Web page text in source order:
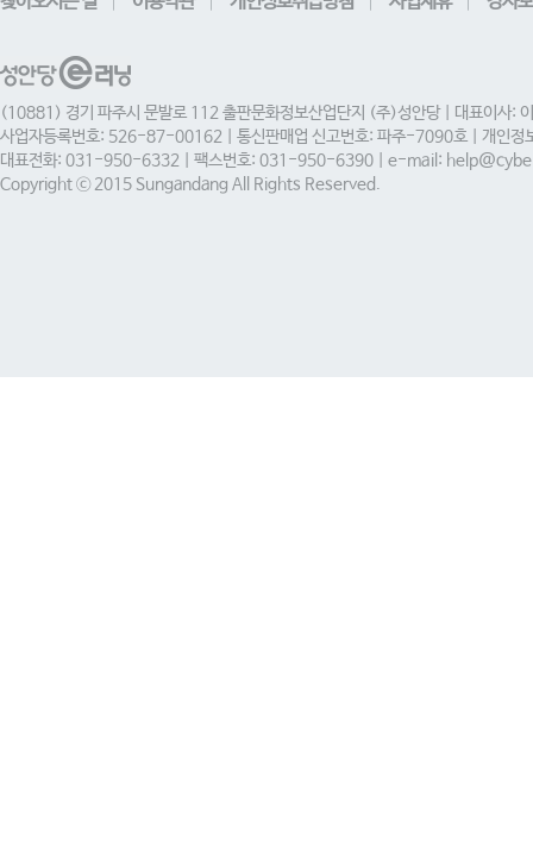
(10881) 경기 파주시 문발로 112 출판문화정보산업단지 (주)성안당 | 대표이사:
사업자등록번호: 526-87-00162 | 통신판매업 신고번호: 파주-7090호 | 개인정
대표전화: 031-950-6332 | 팩스번호: 031-950-6390 | e-mail:
Copyright ⓒ 2015 Sungandang All Rights Reserved.